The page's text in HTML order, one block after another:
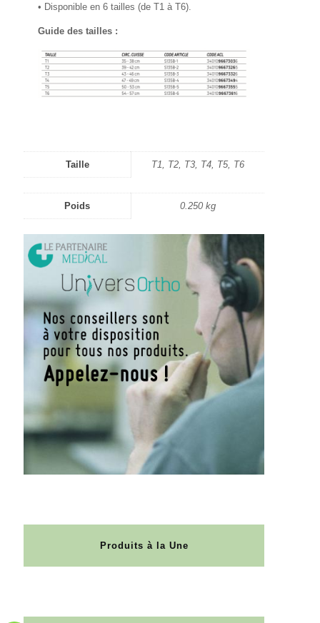
• Disponible en 6 tailles (de T1 à T6).
Guide des tailles :
Taille T1, T2, T3, T4, T5, T6
Poids 0.250 kg
Produits à la Une